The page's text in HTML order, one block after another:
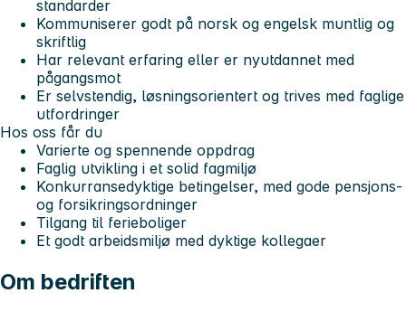
standarder
Kommuniserer godt på norsk og engelsk muntlig og
skriftlig
Har relevant erfaring eller er nyutdannet med
pågangsmot
Er selvstendig, løsningsorientert og trives med faglige
utfordringer
Hos oss får du
Varierte og spennende oppdrag
Faglig utvikling i et solid fagmiljø
Konkurransedyktige betingelser, med gode pensjons-
og forsikringsordninger
Tilgang til ferieboliger
Et godt arbeidsmiljø med dyktige kollegaer
Om bedriften